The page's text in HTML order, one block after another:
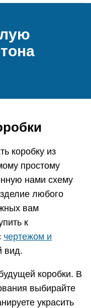
коробку из
простому
нами схему
любого
вам
к
чертежом и
вид.
коробки. В
выбирайте
украсить